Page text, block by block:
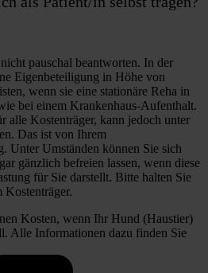
pauschal beantworten. In der
Eigenbeteiligung in Höhe von
wenn sie eine stationäre Reha in
bei einem Krankenhaus-Aufenthalt.
alle Kostenträger, kann jedoch unter
Das ist von Ihrem
Unter Umständen können Sie sich
gänzlich befreien lassen, wenn diese
für Sie darstellt. Bitte halten Sie
Kostenträger.
Kosten, wenn Ihr Hund (Haustier)